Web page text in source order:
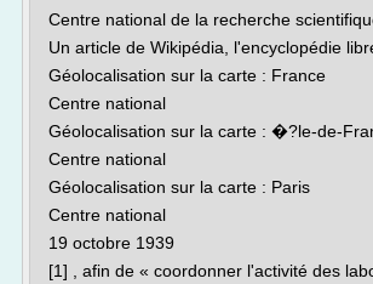
Centre national de la recherche
Un article de Wikipédia, l'encyclopédie
Géolocalisation sur la carte : France
Centre national
Géolocalisation sur la carte : �?le-de-
Centre national
Géolocalisation sur la carte : Paris
Centre national
19 octobre 1939
[1] , afin de « coordonner l'activité des